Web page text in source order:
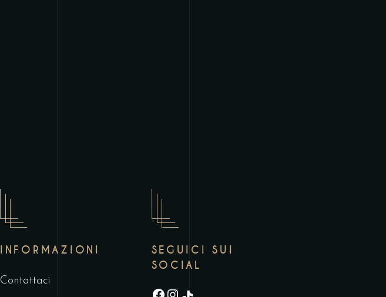
INFORMAZIONI
Contattaci
SEGUICI SUI
SOCIAL